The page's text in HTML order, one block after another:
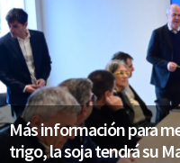
Más información para
trigo, la soja tendrá su